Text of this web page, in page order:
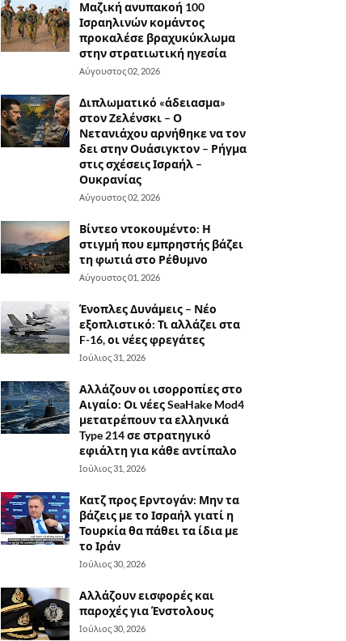
Μαζική ανυπακοή 100
Ισραηλινών κομάντος
προκαλέσε βραχυκύκλωμα
στην στρατιωτική ηγεσία
Αύγουστος 02, 2026
Διπλωματικό «άδειασμα»
στον Ζελένσκι – Ο
Νετανιάχου αρνήθηκε να τον
δει στην Ουάσιγκτον – Ρήγμα
στις σχέσεις Ισραήλ –
Ουκρανίας
Αύγουστος 02, 2026
Βίντεο ντοκουμέντο: Η
στιγμή που εμπρηστής βάζει
τη φωτιά στο Ρέθυμνο
Αύγουστος 01, 2026
Ένοπλες Δυνάμεις – Νέο
εξοπλιστικό: Τι αλλάζει στα
F-16, οι νέες φρεγάτες
Ιούλιος 31, 2026
Αλλάζουν οι ισορροπίες στο
Αιγαίο: Οι νέες SeaHake Mod4
μετατρέπουν τα ελληνικά
Type 214 σε στρατηγικό
εφιάλτη για κάθε αντίπαλο
Ιούλιος 31, 2026
Κατζ προς Ερντογάν: Μην τα
βάζεις με το Ισραήλ γιατί η
Τουρκία θα πάθει τα ίδια με
το Ιράν
Ιούλιος 30, 2026
Αλλάζουν εισφορές και
παροχές για Ένστολους
Ιούλιος 30, 2026